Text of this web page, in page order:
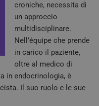
croniche, necessita di
un approccio
multidisciplinare.
Nell’équipe che prende
in carico il paziente,
oltre al medico di
in endocrinologia, è
Il suo ruolo e le sue